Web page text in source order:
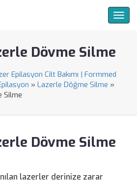
Dövme Silme
Epilasyon Cilt Bakımı | Formmed
» Lazerle Döğme Silme »
Silme
Dövme Silme
lazerler derinize zarar